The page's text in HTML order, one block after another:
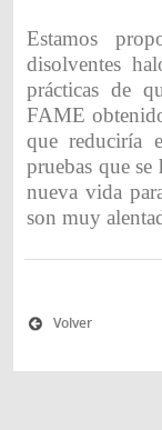
Estamos
disolventes
prácticas de
FAME
que reduciría
pruebas que se
nueva vida
son muy
Volver